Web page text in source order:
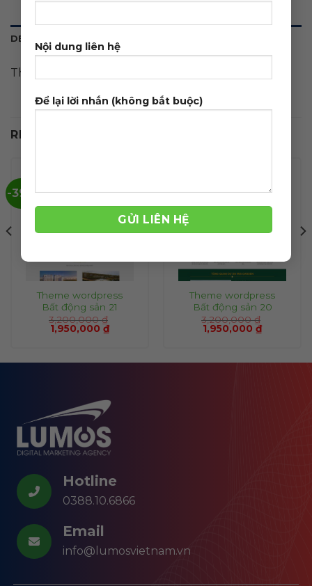
Nội dung liên hệ
Để lại lời nhắn (không bắt buộc)
DESCRIPTION
Theme wordpress Flatsome bất động sản 40
RELATED PRODUCTS
-39%
Theme wordpress
Bất động sản 21
3,200,000₫
1,950,000 ₫
-39%
Theme wordpress
Bất động sản 20
3,200,000₫
1,950,000 ₫
Hotline
0388.10.6866
Email
info@lumosvietnam.vn